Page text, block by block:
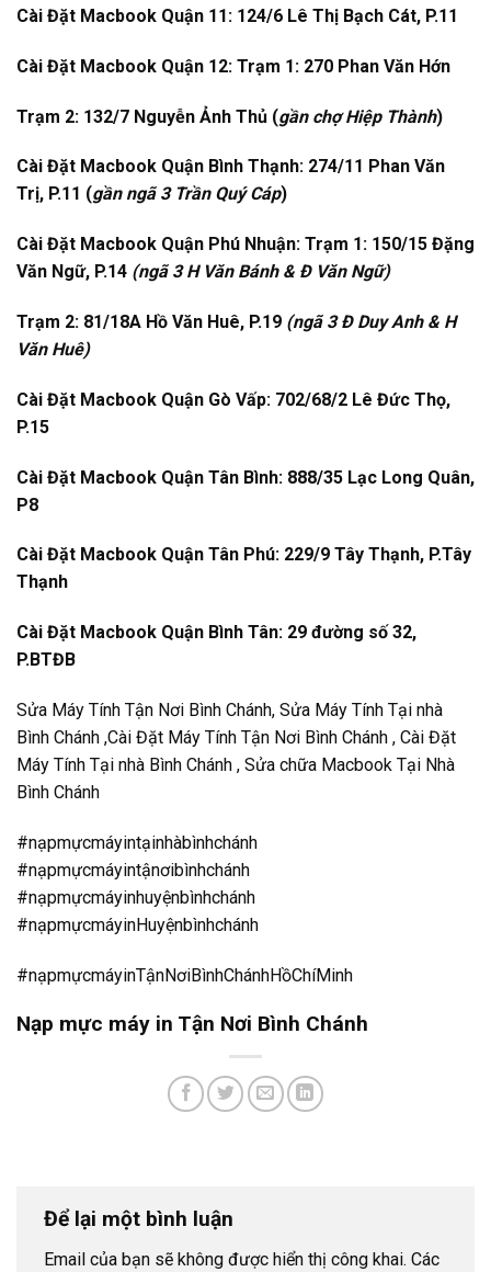
Cài Đặt Macbook Quận 11: 124/6 Lê Thị Bạch Cát, P.11
Cài Đặt Macbook Quận 12: Trạm 1: 270 Phan Văn Hớn
Trạm 2: 132/7 Nguyễn Ảnh Thủ (gần chợ Hiệp Thành)
Cài Đặt Macbook Quận Bình Thạnh: 274/11 Phan Văn
Trị, P.11 (gần ngã 3 Trần Quý Cáp)
Cài Đặt Macbook Quận Phú Nhuận: Trạm 1: 150/15 Đặng
Văn Ngữ, P.14 (ngã 3 H Văn Bánh & Đ Văn Ngữ)
Trạm 2: 81/18A Hồ Văn Huê, P.19 (ngã 3 Đ Duy Anh & H
Văn Huê)
Cài Đặt Macbook Quận Gò Vấp: 702/68/2 Lê Đức Thọ,
P.15
Cài Đặt Macbook Quận Tân Bình: 888/35 Lạc Long Quân,
P8
Cài Đặt Macbook Quận Tân Phú: 229/9 Tây Thạnh, P.Tây
Thạnh
Cài Đặt Macbook Quận Bình Tân: 29 đường số 32,
P.BTĐB
Sửa Máy Tính Tận Nơi Bình Chánh, Sửa Máy Tính Tại nhà
Bình Chánh ,Cài Đặt Máy Tính Tận Nơi Bình Chánh , Cài Đặt
Máy Tính Tại nhà Bình Chánh , Sửa chữa Macbook Tại Nhà
Bình Chánh
#nạpmựcmáyintạinhàbìnhchánh
#nạpmựcmáyintậnơibìnhchánh
#nạpmựcmáyinhuyệnbìnhchánh
#nạpmựcmáyinHuyệnbìnhchánh
#nạpmựcmáyinTậnNơiBìnhChánhHồChíMinh
Nạp mực máy in Tận Nơi Bình Chánh
Để lại một bình luận
Email của bạn sẽ không được hiển thị công khai. Các